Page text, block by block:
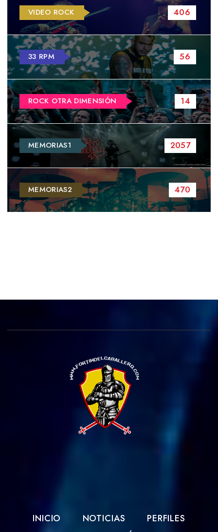
VIDEO ROCK 406
33 RPM 56
ROCK OTRA DIMENSIÓN 14
MEMORIAS1 2057
MEMORIAS2 470
INICIO NOTICIAS
PERFILES